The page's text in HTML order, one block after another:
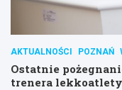
AKTUALNOŚCI POZNAŃ
Ostatnie
trenera